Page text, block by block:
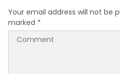
Your email address will not be
marked *